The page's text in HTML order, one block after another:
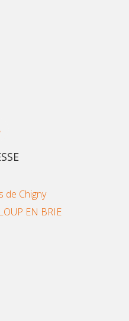
de Chigny
EN BRIE